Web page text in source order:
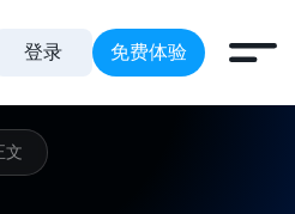
登录 免费体验
文